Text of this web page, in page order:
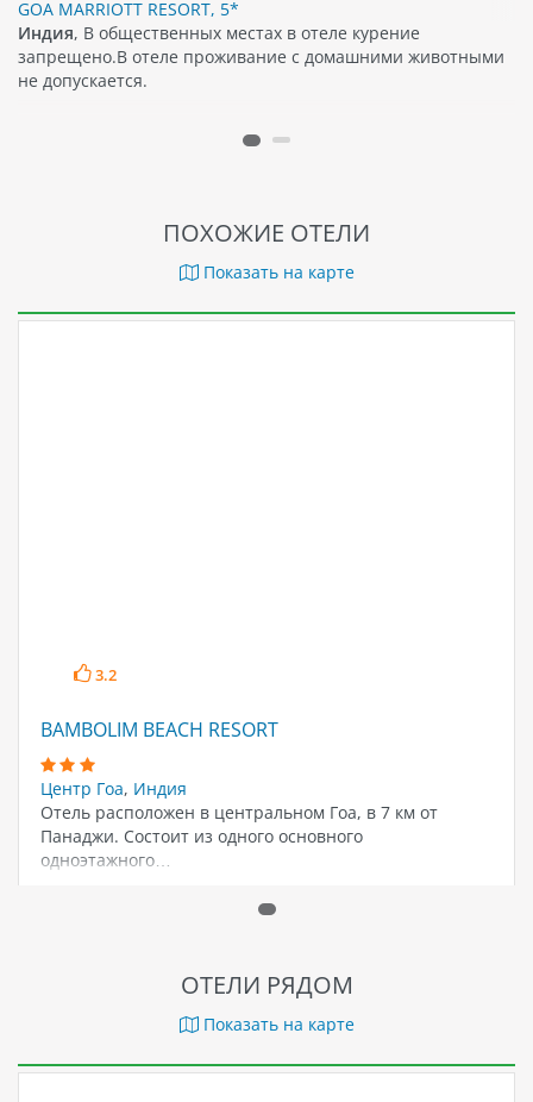
GOA MARRIOTT RESORT, 5*
Индия, В общественных местах в отеле курение
запрещено.В отеле проживание с домашними животными
не допускается.
ПОХОЖИЕ ОТЕЛИ
Показать на карте
3.2
BAMBOLIM BEACH RESORT
Центр Гоа, Индия
Отель расположен в центральном Гоа, в 7 км от
Панаджи. Состоит из одного основного
одноэтажного…
ОТЕЛИ РЯДОМ
Показать на карте